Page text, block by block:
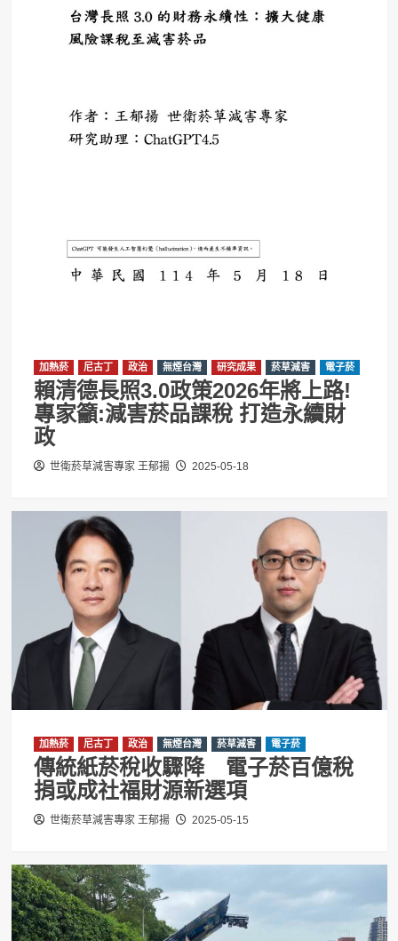
加熱菸 尼古丁 政治 無煙台灣 研究成果 菸草減害 電子菸
賴清德長照3.0政策2026年將上路!
專家籲:減害菸品課稅 打造永續財
政
世衛菸草減害專家 王郁揚 2025-05-18
加熱菸 尼古丁 政治 無煙台灣 菸草減害 電子菸
傳統紙菸稅收驟降 電子菸百億稅
捐或成社福財源新選項
世衛菸草減害專家 王郁揚 2025-05-15